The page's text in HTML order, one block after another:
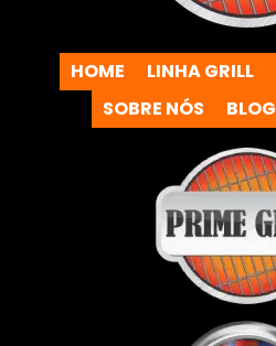
HOME LINHA GRILL
SOBRE NÓS
BLOG